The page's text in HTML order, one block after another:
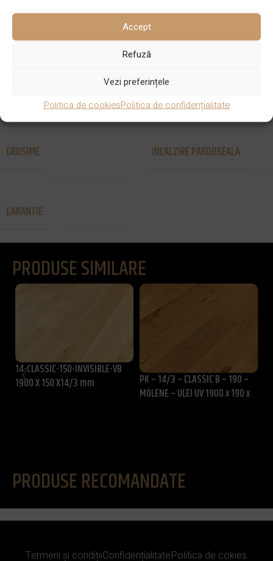
Accept
Refuză
Vezi preferințele
Politica de cookiesPolitica de confidențialitate
DIMENSIUNE
28 mm ×
SPECIE LEMN Pin
Uleiat in diferite
SISTEM DE
PRINDERE
GROSIME INCALZIRE PARDOSEALA
GARANTIE
PRODUSE SIMILARE
14-CLASSIC-150-INVISIBLE-VB
1900 X 150 X14/3 mm
PK – 14/3 – CLASSIC B – 190 –
MOLENE – ULEI UV 1900 x 190 x
PRODUSE RECOMANDATE
Termeni și condițiiConfidențialitatePolitica de cokies